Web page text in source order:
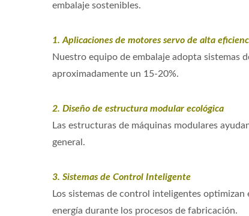
embalaje sostenibles.
1. Aplicaciones de motores servo de alta
Nuestro equipo de embalaje adopta sistemas
aproximadamente un 15-20%.
2. Diseño de estructura modular ecológica
Las estructuras de máquinas modulares
general.
3. Sistemas de Control Inteligente
Los sistemas de control inteligentes
energía durante los procesos de fabricación.